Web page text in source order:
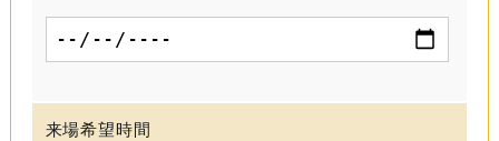
来場希望時間